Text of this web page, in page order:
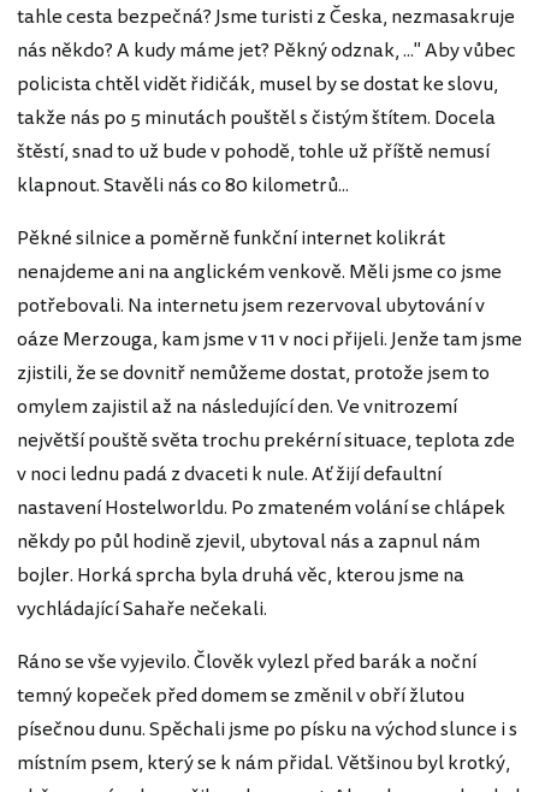
tahle cesta bezpečná? Jsme turisti z Česka, nezmasakruje
nás někdo? A kudy máme jet? Pěkný odznak, ..." Aby vůbec
policista chtěl vidět řidičák, musel by se dostat ke slovu,
takže nás po 5 minutách pouštěl s čistým štítem. Docela
štěstí, snad to už bude v pohodě, tohle už příště nemusí
klapnout. Stavěli nás co 80 kilometrů...
Pěkné silnice a poměrně funkční internet kolikrát
nenajdeme ani na anglickém venkově. Měli jsme co jsme
potřebovali. Na internetu jsem rezervoval ubytování v
oáze Merzouga, kam jsme v 11 v noci přijeli. Jenže tam jsme
zjistili, že se dovnitř nemůžeme dostat, protože jsem to
omylem zajistil až na následující den. Ve vnitrozemí
největší pouště světa trochu prekérní situace, teplota zde
v noci lednu padá z dvaceti k nule. Ať žijí defaultní
nastavení Hostelworldu. Po zmateném volání se chlápek
někdy po půl hodině zjevil, ubytoval nás a zapnul nám
bojler. Horká sprcha byla druhá věc, kterou jsme na
vychládající Sahaře nečekali.
Ráno se vše vyjevilo. Člověk vylezl před barák a noční
temný kopeček před domem se změnil v obří žlutou
písečnou dunu. Spěchali jsme po písku na východ slunce i s
místním psem, který se k nám přidal. Většinou byl krotký,